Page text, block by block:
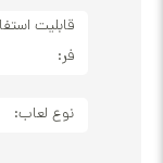
قابلیت استفاده در